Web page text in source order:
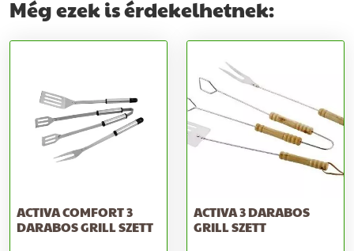
Még ezek is érdekelhetnek:
ACTIVA COMFORT 3
DARABOS GRILL SZETT
ACTIVA 3 DARABOS
GRILL SZETT